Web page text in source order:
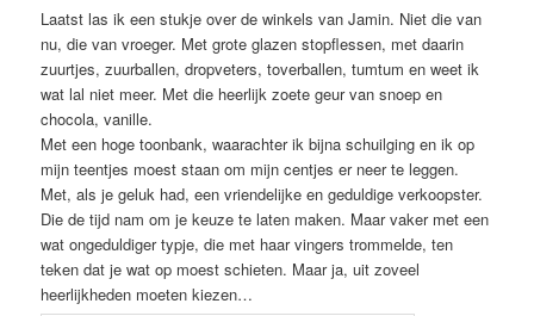
Laatst las ik een stukje over de winkels van Jamin. Niet die van
nu, die van vroeger. Met grote glazen stopflessen, met daarin
zuurtjes, zuurballen, dropveters, toverballen, tumtum en weet ik
wat lal niet meer. Met die heerlijk zoete geur van snoep en
chocola, vanille.
Met een hoge toonbank, waarachter ik bijna schuilging en ik op
mijn teentjes moest staan om mijn centjes er neer te leggen.
Met, als je geluk had, een vriendelijke en geduldige verkoopster.
Die de tijd nam om je keuze te laten maken. Maar vaker met een
wat ongeduldiger typje, die met haar vingers trommelde, ten
teken dat je wat op moest schieten. Maar ja, uit zoveel
heerlijkheden moeten kiezen…